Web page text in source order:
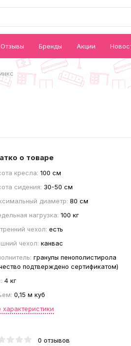
Отзывы Бренды Акции
о товаре
кресла: 100 см
сидения: 30-50 см
диаметр: 80 см
нагрузка: 100 кг
чехол: есть
чехол: канвас
гранулы пенополистирола
подтверждено сертификатом)
4 кг
0,15 м куб
характеристики
0 отзывов